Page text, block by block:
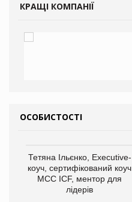
КРАЩІ КОМПАНІЇ
ОСОБИСТОСТІ
Тетяна Ільєнко, Executive-
коуч, сертифікований коуч
МСС ICF, ментор для
лідерів